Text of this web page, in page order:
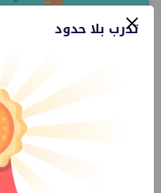
د. نضال ادعيس
أساسيات التسويق الإلكتروني
تدرب بلا حدود